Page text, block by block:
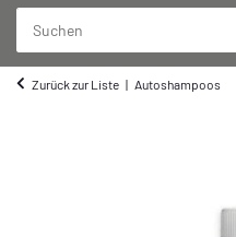
Zurück zur Liste Autoshampoos